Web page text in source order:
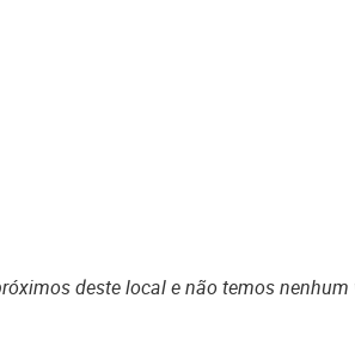
deste local e não temos